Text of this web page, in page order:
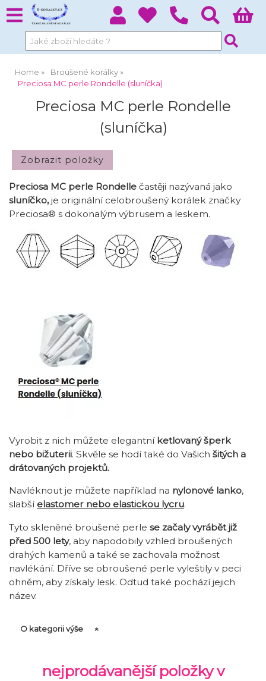
Home
Broušené korálky
Preciosa MC perle Rondelle (sluníčka)
Preciosa MC perle Rondelle
(sluníčka)
Preciosa MC perle Rondelle častěji nazývaná jako
sluníčko,je originální celobroušený korálek značky
Preciosa® s dokonalým výbrusem a leskem.
Vyrobit z nich můžete elegantní ketlovaný šperk
nebo bižuterii. Skvěle se hodí také do Vašich šitých a
drátovaných projektů.
Navléknout je můžete například na nylonové lanko,
slabší elastomer nebo elastickou lycru.
Tyto skleněné broušené perle se začaly vyrábět již
před 500 lety, aby napodobily vzhled broušených
drahých kamenů a také se zachovala možnost
navlékání. Dříve se obroušené perle vyleštily v peci
ohněm, aby získaly lesk. Odtud také pochází jejich
název.
O kategorii výše
nejprodávanější položky v